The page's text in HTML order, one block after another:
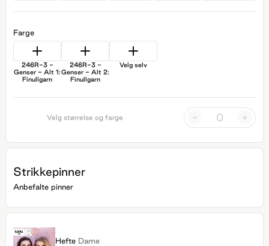
Farge
246R-3 -
Genser - Alt 1:
Finullgarn
246R-3 -
Genser - Alt 2:
Finullgarn
Velg selv
Velg størrelse og farge - +
Strikkepinner
Anbefalte pinner
Hefte Dame